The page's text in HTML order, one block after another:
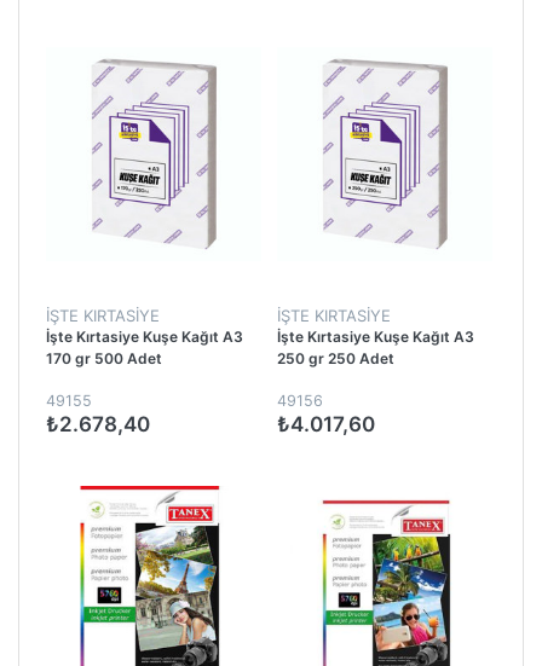
İŞTE KIRTASIYE
İşte Kırtasiye Kuşe Kağıt A3
170 gr 500 Adet
49155
₺2.678,40
İŞTE KIRTASIYE
İşte Kırtasiye Kuşe Kağıt A3
250 gr 250 Adet
49156
₺4.017,60